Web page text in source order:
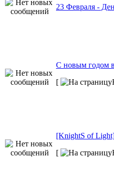
23 Февраля -
С новым годом
[
[KnightS of
[